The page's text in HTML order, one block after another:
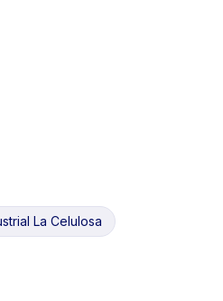
La Celulosa